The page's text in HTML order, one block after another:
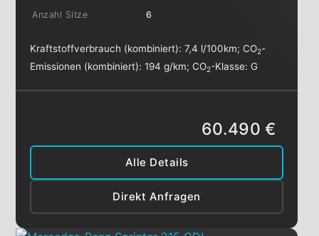
Anzahl Sitze
6
Kraftstoffverbrauch (kombiniert):7,4 l/100km;CO2-
Emissionen (kombiniert):194 g/km;CO2-Klasse:G
Alle Details
Direkt Anfragen
60.490 €